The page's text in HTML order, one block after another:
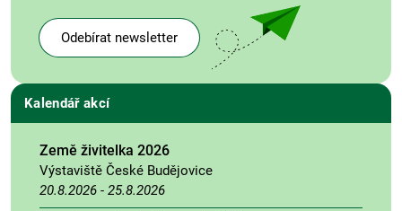
Odebírat newsletter
Kalendář akcí
Země živitelka 2026
Výstaviště České Budějovice
20.8.2026 - 25.8.2026